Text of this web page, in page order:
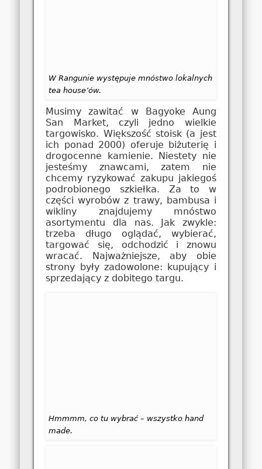
W Rangunie występuje mnóstwo lokalnych
tea house’ów.
Musimy zawitać w Bagyoke Aung
San Market, czyli jedno wielkie
targowisko. Większość stoisk (a jest
ich ponad 2000) oferuje biżuterię i
drogocenne kamienie. Niestety nie
jesteśmy znawcami, zatem nie
chcemy ryzykować zakupu jakiegoś
podrobionego szkiełka. Za to w
części wyrobów z trawy, bambusa i
wikliny znajdujemy mnóstwo
asortymentu dla nas. Jak zwykle:
trzeba długo oglądać, wybierać,
targować się, odchodzić i znowu
wracać. Najważniejsze, aby obie
strony były zadowolone: kupujący i
sprzedający z dobitego targu.
Hmmmm, co tu wybrać – wszystko hand
made.